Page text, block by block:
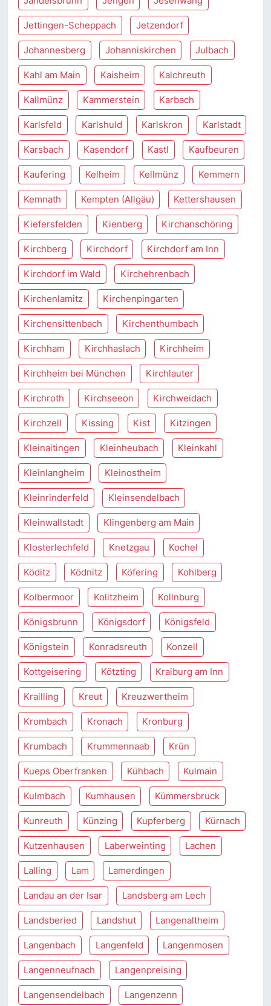
Jettingen-Scheppach Jetzendorf
Johannesberg Johanniskirchen Julbach
Kahl am Main Kaisheim Kalchreuth
Kallmünz Kammerstein Karbach
Karlsfeld Karlshuld Karlskron Karlstadt
Karsbach Kasendorf Kastl Kaufbeuren
Kaufering Kelheim Kellmünz Kemmern
Kemnath Kempten (Allgäu) Kettershausen
Kiefersfelden Kienberg Kirchanschöring
Kirchberg Kirchdorf Kirchdorf am Inn
Kirchdorf im Wald Kirchehrenbach
Kirchenlamitz Kirchenpingarten
Kirchensittenbach Kirchenthumbach
Kirchham Kirchhaslach Kirchheim
Kirchheim bei München Kirchlauter
Kirchroth Kirchseeon Kirchweidach
Kirchzell Kissing Kist Kitzingen
Kleinaitingen Kleinheubach Kleinkahl
Kleinlangheim Kleinostheim
Kleinrinderfeld Kleinsendelbach
Kleinwallstadt Klingenberg am Main
Klosterlechfeld Knetzgau Kochel
Köditz Ködnitz Köfering Kohlberg
Kolbermoor Kolitzheim Kollnburg
Königsbrunn Königsdorf Königsfeld
Königstein Konradsreuth Konzell
Kottgeisering Kötzting Kraiburg am Inn
Krailling Kreut Kreuzwertheim
Krombach Kronach Kronburg
Krumbach Krummennaab Krün
Kueps Oberfranken Kühbach Kulmain
Kulmbach Kumhausen Kümmersbruck
Kunreuth Künzing Kupferberg Kürnach
Kutzenhausen Laberweinting Lachen
Lalling Lam Lamerdingen
Landau an der Isar Landsberg am Lech
Landsberied Landshut Langenaltheim
Langenbach Langenfeld Langenmosen
Langenneufnach Langenpreising
Langensendelbach Langenzenn